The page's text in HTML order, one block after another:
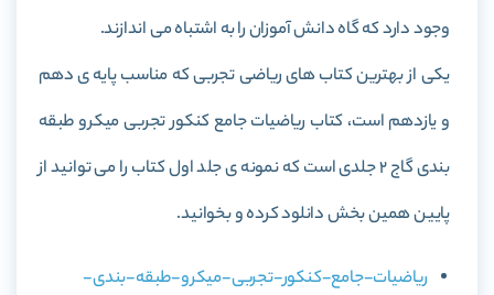
وجود دارد که گاه دانش آموزان را به اشتباه می اندازند.
یکی از بهترین کتاب های ریاضی تجربی که مناسب پایه ی دهم
و یازدهم است، کتاب ریاضیات جامع کنکور تجربی میکرو طبقه
بندی گاج 2 جلدی
است که نمونه ی جلد اول کتاب را می توانید از
پایین همین بخش دانلود کرده و بخوانید.
ریاضیات-جامع-کنکور-تجربی-میکرو-طبقه-بندی-